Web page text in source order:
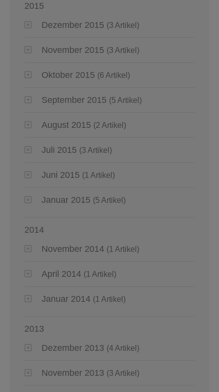
2015
Dezember 2015 (3 Artikel)
November 2015 (3 Artikel)
Oktober 2015 (6 Artikel)
September 2015 (5 Artikel)
August 2015 (2 Artikel)
Juli 2015 (3 Artikel)
Juni 2015 (1 Artikel)
Januar 2015 (5 Artikel)
2014
November 2014 (1 Artikel)
April 2014 (1 Artikel)
Januar 2014 (1 Artikel)
2013
Dezember 2013 (4 Artikel)
November 2013 (3 Artikel)